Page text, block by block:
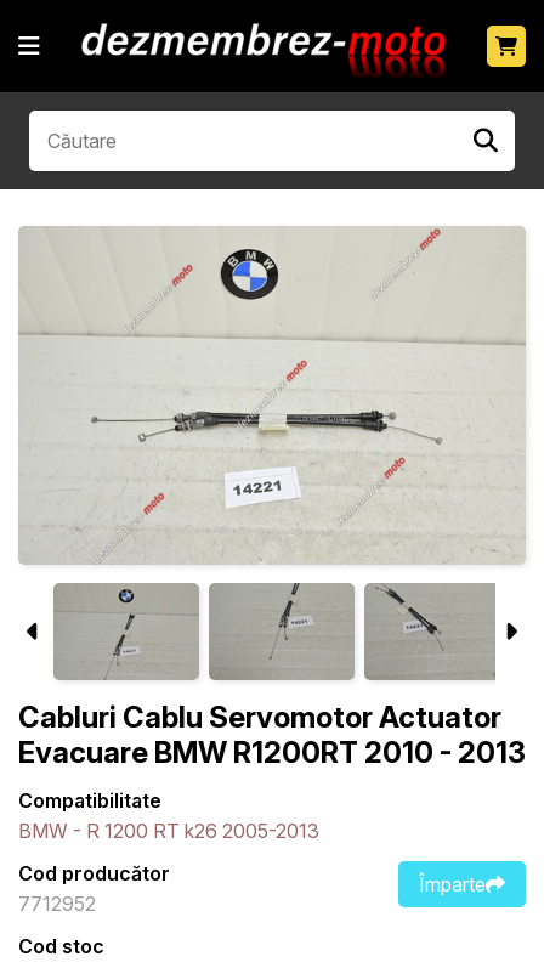
Cabluri Cablu Servomotor Actuator
Evacuare BMW R1200RT 2010 - 2013
Compatibilitate
BMW - R 1200 RT k26 2005-2013
Împarte
Cod producător
7712952
Cod stoc